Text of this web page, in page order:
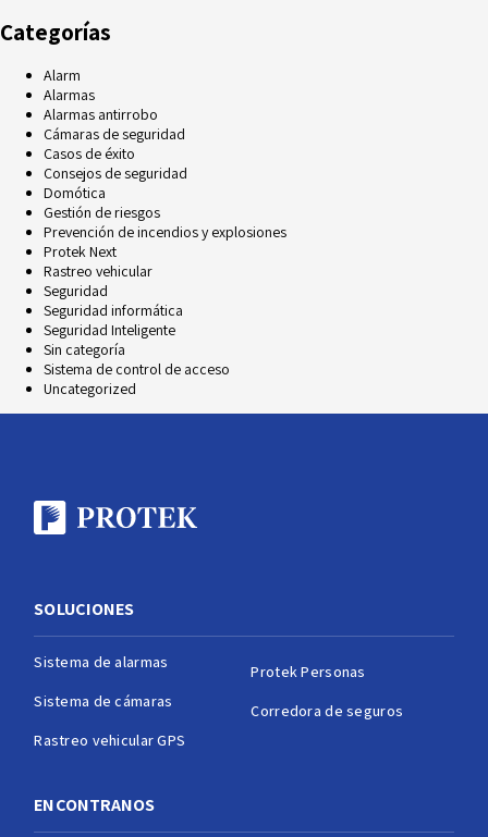
Categorías
Alarm
Alarmas
Alarmas antirrobo
Cámaras de seguridad
Casos de éxito
Consejos de seguridad
Domótica
Gestión de riesgos
Prevención de incendios y explosiones
Protek Next
Rastreo vehicular
Seguridad
Seguridad informática
Seguridad Inteligente
Sin categoría
Sistema de control de acceso
Uncategorized
SOLUCIONES
Sistema de alarmas
Sistema de cámaras
Rastreo vehicular GPS
Protek Personas
Corredora de seguros
ENCONTRANOS